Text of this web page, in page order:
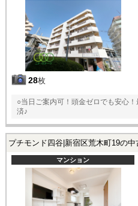
28枚
○当日ご案内可！頭金ゼロでも安心
済♪
プチモンド四谷|新宿区荒木町19の中
マンション